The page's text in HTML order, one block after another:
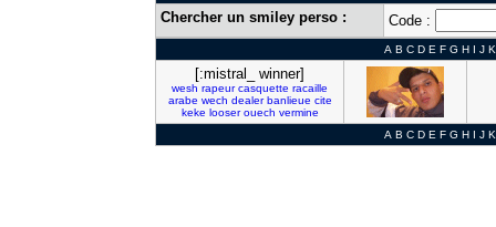
Chercher un smiley perso : Code :
A B C D E F G H I J K
[:mistral_ winner]
wesh rapeur casquette racaille
arabe wech dealer banlieue cite
keke looser ouech vermine
A B C D E F G H I J K